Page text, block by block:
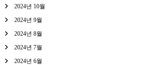
2024년 10월
2024년 9월
2024년 8월
2024년 7월
2024년 6월